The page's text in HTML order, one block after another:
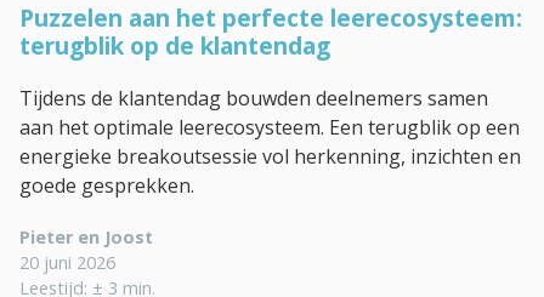
Puzzelen aan het perfecte leerecosysteem:
terugblik op de klantendag
Tijdens de klantendag bouwden deelnemers samen
aan het optimale leerecosysteem. Een terugblik op een
energieke breakoutsessie vol herkenning, inzichten en
goede gesprekken.
Pieter en Joost
20 juni 2026
Leestijd: ± 3 min.